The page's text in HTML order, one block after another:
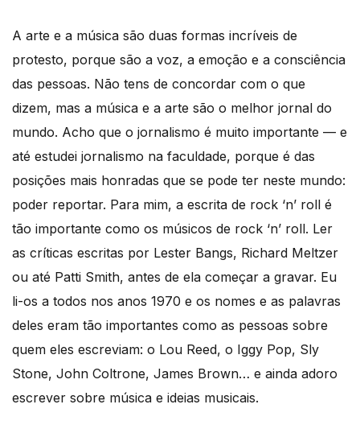
A arte e a música são duas formas incríveis de
protesto, porque são a voz, a emoção e a consciência
das pessoas. Não tens de concordar com o que
dizem, mas a música e a arte são o melhor jornal do
mundo. Acho que o jornalismo é muito importante — e
até estudei jornalismo na faculdade, porque é das
posições mais honradas que se pode ter neste mundo:
poder reportar. Para mim, a escrita de rock ‘n’ roll é
tão importante como os músicos de rock ‘n’ roll. Ler
as críticas escritas por Lester Bangs, Richard Meltzer
ou até Patti Smith, antes de ela começar a gravar. Eu
li-os a todos nos anos 1970 e os nomes e as palavras
deles eram tão importantes como as pessoas sobre
quem eles escreviam: o Lou Reed, o Iggy Pop, Sly
Stone, John Coltrone, James Brown… e ainda adoro
escrever sobre música e ideias musicais.